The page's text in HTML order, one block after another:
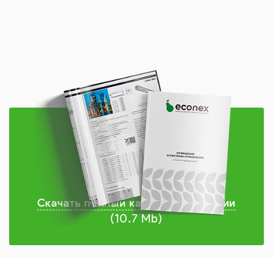
Скачать полный каталог продукции
(10.7 Mb)